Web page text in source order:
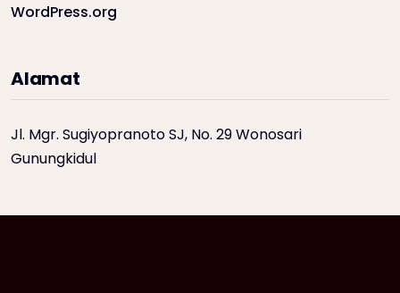
WordPress.org
Alamat
Jl. Mgr. Sugiyopranoto SJ, No. 29 Wonosari
Gunungkidul